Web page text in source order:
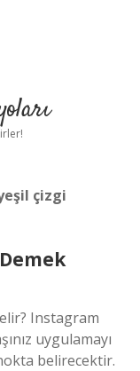
çizgi
Instagram
uygulamayı
belirecektir.